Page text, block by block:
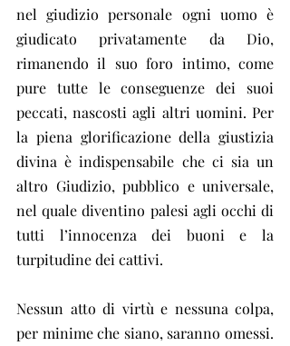
nel giudizio personale ogni uomo è
giudicato privatamente da Dio,
rimanendo il suo foro intimo, come
pure tutte le conseguenze dei suoi
peccati, nascosti agli altri uomini. Per
la piena glorificazione della giustizia
divina è indispensabile che ci sia un
altro Giudizio, pubblico e universale,
nel quale diventino palesi agli occhi di
tutti l’innocenza dei buoni e la
turpitudine dei cattivi.
Nessun atto di virtù e nessuna colpa,
per minime che siano, saranno omessi.